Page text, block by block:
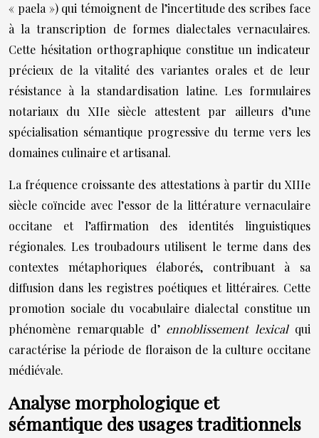
« paela ») qui témoignent de l’incertitude des scribes face
à la transcription de formes dialectales vernaculaires.
Cette hésitation orthographique constitue un indicateur
précieux de la vitalité des variantes orales et de leur
résistance à la standardisation latine. Les formulaires
notariaux du XIIe siècle attestent par ailleurs d’une
spécialisation sémantique progressive du terme vers les
domaines culinaire et artisanal.
La fréquence croissante des attestations à partir du XIIIe
siècle coïncide avec l’essor de la littérature vernaculaire
occitane et l’affirmation des identités linguistiques
régionales. Les troubadours utilisent le terme dans des
contextes métaphoriques élaborés, contribuant à sa
diffusion dans les registres poétiques et littéraires. Cette
promotion sociale du vocabulaire dialectal constitue un
phénomène remarquable d’ ennoblissement lexical qui
caractérise la période de floraison de la culture occitane
médiévale.
Analyse morphologique et
sémantique des usages traditionnels